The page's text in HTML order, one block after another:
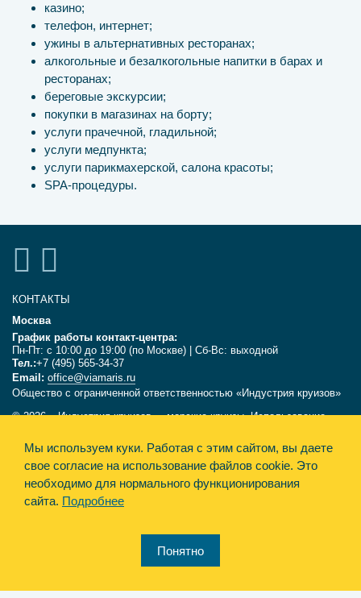
казино;
телефон, интернет;
ужины в альтернативных ресторанах;
алкогольные и безалкогольные напитки в барах и
ресторанах;
береговые экскурсии;
покупки в магазинах на борту;
услуги прачечной, гладильной;
услуги медпункта;
услуги парикмахерской, салона красоты;
SPA-процедуры.
КОНТАКТЫ
Москва
График работы контакт-центра:
Пн-Пт: с 10:00 до 19:00 (по Москве) | Сб-Вс: выходной
Тел.:+7 (495) 565-34-37
Email: office@viamaris.ru
Общество с ограниченной ответственностью «Индустрия круизов»
© 2026, «Индустрия круизов» - морские круизы. Использование
разрешения компании «Индустрия круизов». Информация,
размещённая на сайте, несёт справочный характер и не является
офертой.
Политика конфиденциальности
Мы используем куки. Работая с этим сайтом, вы даете
свое согласие на использование файлов cookie. Это
необходимо для нормального функционирования
сайта. Подробнее
Понятно